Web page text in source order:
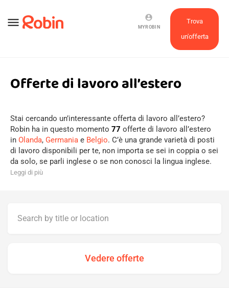
menu
Trova
un'offerta
account_circle
MYROBIN
Offerte di lavoro all’estero
Stai cercando un’interessante offerta di lavoro all’estero?
Robin ha in questo momento 77 offerte di lavoro all’estero
in Olanda, Germania e Belgio. C’è una grande varietà di posti
di lavoro disponibili per te, non importa se sei in coppia o sei
da solo, se parli inglese o se non conosci la lingua inglese.
Leggi di più